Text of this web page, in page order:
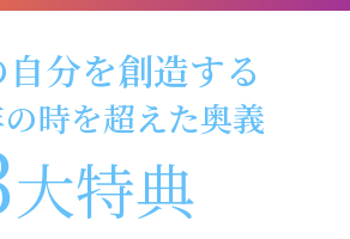
分を創造する
時を超えた奥義
大特典